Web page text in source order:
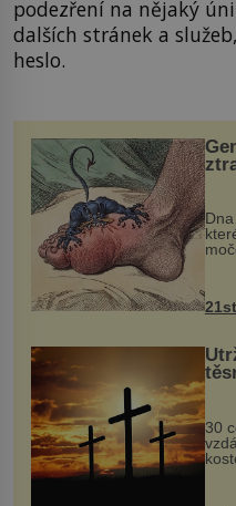
podezření na nějaký
dalších stránek a
heslo.
30